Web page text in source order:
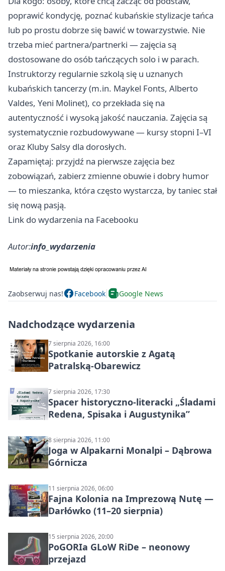
poprawić kondycję, poznać kubańskie stylizacje tańca
lub po prostu dobrze się bawić w towarzystwie. Nie
trzeba mieć partnera/partnerki — zajęcia są
dostosowane do osób tańczących solo i w parach.
Instruktorzy regularnie szkolą się u uznanych
kubańskich tancerzy (m.in. Maykel Fonts, Alberto
Valdes, Yeni Molinet), co przekłada się na
autentyczność i wysoką jakość nauczania. Zajęcia są
systematycznie rozbudowywane — kursy stopni I–VI
oraz Kluby Salsy dla dorosłych.
Zapamiętaj: przyjdź na pierwsze zajęcia bez
zobowiązań, zabierz zmienne obuwie i dobry humor
— to mieszanka, która często wystarcza, by taniec stał
się nową pasją.
Link do wydarzenia na Facebooku
Autor:info_wydarzenia
Zaobserwuj nas! Facebook Google News
Nadchodzące wydarzenia
7 sierpnia 2026, 16:00
Spotkanie autorskie z Agatą
Patralską-Obarewicz
7 sierpnia 2026, 17:30
Spacer historyczno-literacki „Śladami
Redena, Spisaka i Augustynika”
8 sierpnia 2026, 11:00
Joga w Alpakarni Monalpi – Dąbrowa
Górnicza
11 sierpnia 2026, 06:00
Fajna Kolonia na Imprezową Nutę —
Darłówko (11–20 sierpnia)
15 sierpnia 2026, 20:00
PoGORIa GLoW RiDe – neonowy
przejazd